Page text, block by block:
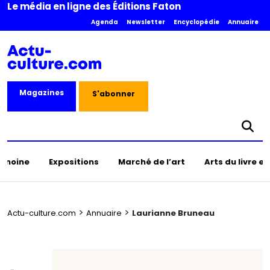
Le média en ligne des Éditions Faton
Agenda Newsletter Encyclopédie Annuaire
Magazines S'abonner
Expositions Marché de l’art Arts du livre
Actu-culture.com > Annuaire > Laurianne Bruneau